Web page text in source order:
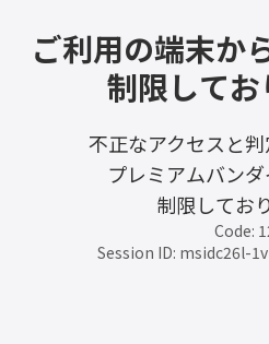
ご利用の端末か
制限してお
不正なアクセスと判
プレミアムバン
制限してお
Code:
Session ID: msidc26l-